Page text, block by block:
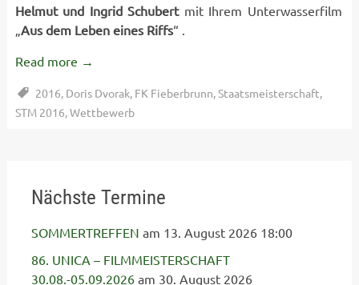
Helmut und Ingrid Schubert mit Ihrem Unterwasserfilm
„Aus dem Leben eines Riffs“ .
Read more →
2016, Doris Dvorak, FK Fieberbrunn,Staatsmeisterschaft,
STM 2016,Wettbewerb
Nächste Termine
SOMMERTREFFEN am 13. August 2026 18:00
86. UNICA – FILMMEISTERSCHAFT
30.08.-05.09.2026am 30. August 2026